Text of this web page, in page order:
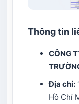
Thông tin
CÔNG
Địa chỉ:
Hồ Chí